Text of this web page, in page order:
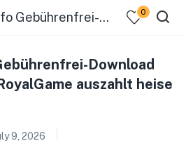
CrystalDiskInfo Gebührenfrei-Download von wie man von RoyalGame auszahlt heise de 0
Download
auszahlt heise
9, 2026